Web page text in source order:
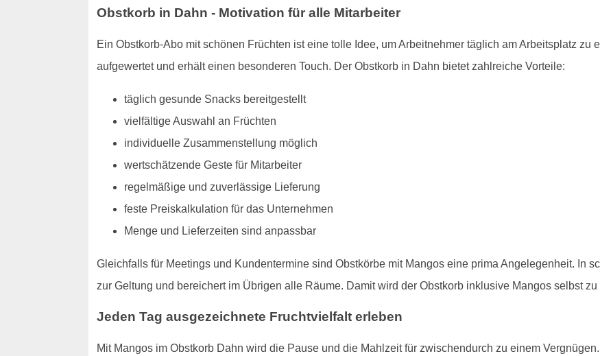
Obstkorb in Dahn - Motivation für alle Mitarbeiter
Ein Obstkorb-Abo mit schönen Früchten ist eine tolle Idee, um Arbeitnehmer täglich am Arbeitsplatz zu
aufgewertet und erhält einen besonderen Touch. Der Obstkorb in Dahn bietet zahlreiche Vorteile:
täglich gesunde Snacks bereitgestellt
vielfältige Auswahl an Früchten
individuelle Zusammenstellung möglich
wertschätzende Geste für Mitarbeiter
regelmäßige und zuverlässige Lieferung
feste Preiskalkulation für das Unternehmen
Menge und Lieferzeiten sind anpassbar
Gleichfalls für Meetings und Kundentermine sind Obstkörbe mit Mangos eine prima Angelegenheit. In
zur Geltung und bereichert im Übrigen alle Räume. Damit wird der Obstkorb inklusive Mangos selbst
Jeden Tag ausgezeichnete Fruchtvielfalt erleben
Mit Mangos im Obstkorb Dahn wird die Pause und die Mahlzeit für zwischendurch zu einem